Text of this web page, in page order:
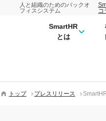
人と組織のためのバックオ
フィスシステム
コ
SmartHR
とは
トップ プレスリリース